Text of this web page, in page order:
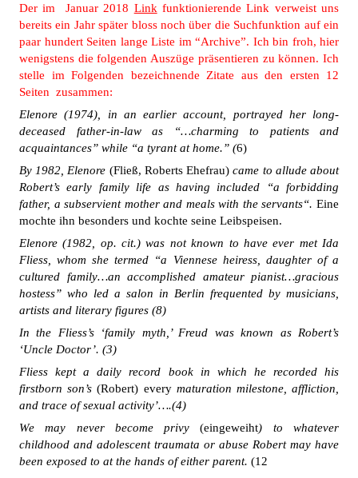
Der im Januar 2018 Link funktionierende Link verweist uns
bereits ein Jahr später bloss noch über die Suchfunktion auf ein
paar hundert Seiten lange Liste im “Archive”. Ich bin froh, hier
wenigstens die folgenden Auszüge präsentieren zu können. Ich
stelle im Folgenden bezeichnende Zitate aus den ersten 12
Seiten zusammen:
Elenore (1974), in an earlier account, portrayed her long-
deceased father-in-law as “…charming to patients and
acquaintances” while “a tyrant at home.” (6)
By 1982, Elenore (Fließ, Roberts Ehefrau)came to allude about
Robert’s early family life as having included “a forbidding
father, a subservient mother and meals with the servants“. Eine
mochte ihn besonders und kochte seine Leibspeisen.
Elenore (1982, op. cit.) was not known to have ever met Ida
Fliess, whom she termed “a Viennese heiress, daughter of a
cultured family…an accomplished amateur pianist…gracious
hostess” who led a salon in Berlin frequented by musicians,
artists and literary figures (8)
In the Fliess’s ‘family myth,’ Freud was known as Robert’s
‘Uncle Doctor’. (3)
Fliess kept a daily record book in which he recorded his
firstborn son’s (Robert) everymaturation milestone, affliction,
and trace of sexual activity’….(4)
We may never become privy (eingeweiht) to whatever
childhood and adolescent traumata or abuse Robert may have
been exposed to at the hands of either parent. (12